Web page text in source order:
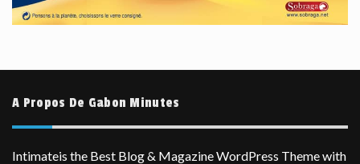
A Propos De Gabon Minutes
Intimateis the Best Blog & Magazine WordPress Theme with